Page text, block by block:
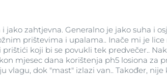
zahtjevna. Generalno je jako suha i
prištevima i upalama.. Inače mi je
koji bi se povukli tek predvečer..
mjesec dana korištenja ph5 losiona za
dok "mast" izlazi van.. Također,